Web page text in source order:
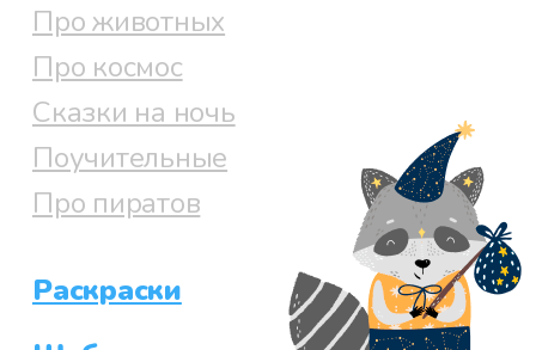
Про животных
Про космос
Сказки на ночь
Поучительные
Про пиратов
Раскраски